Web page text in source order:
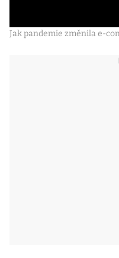
Jak pandemie změnila e-